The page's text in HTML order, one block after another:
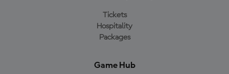
Tickets
Hospitality
Packages
Game Hub